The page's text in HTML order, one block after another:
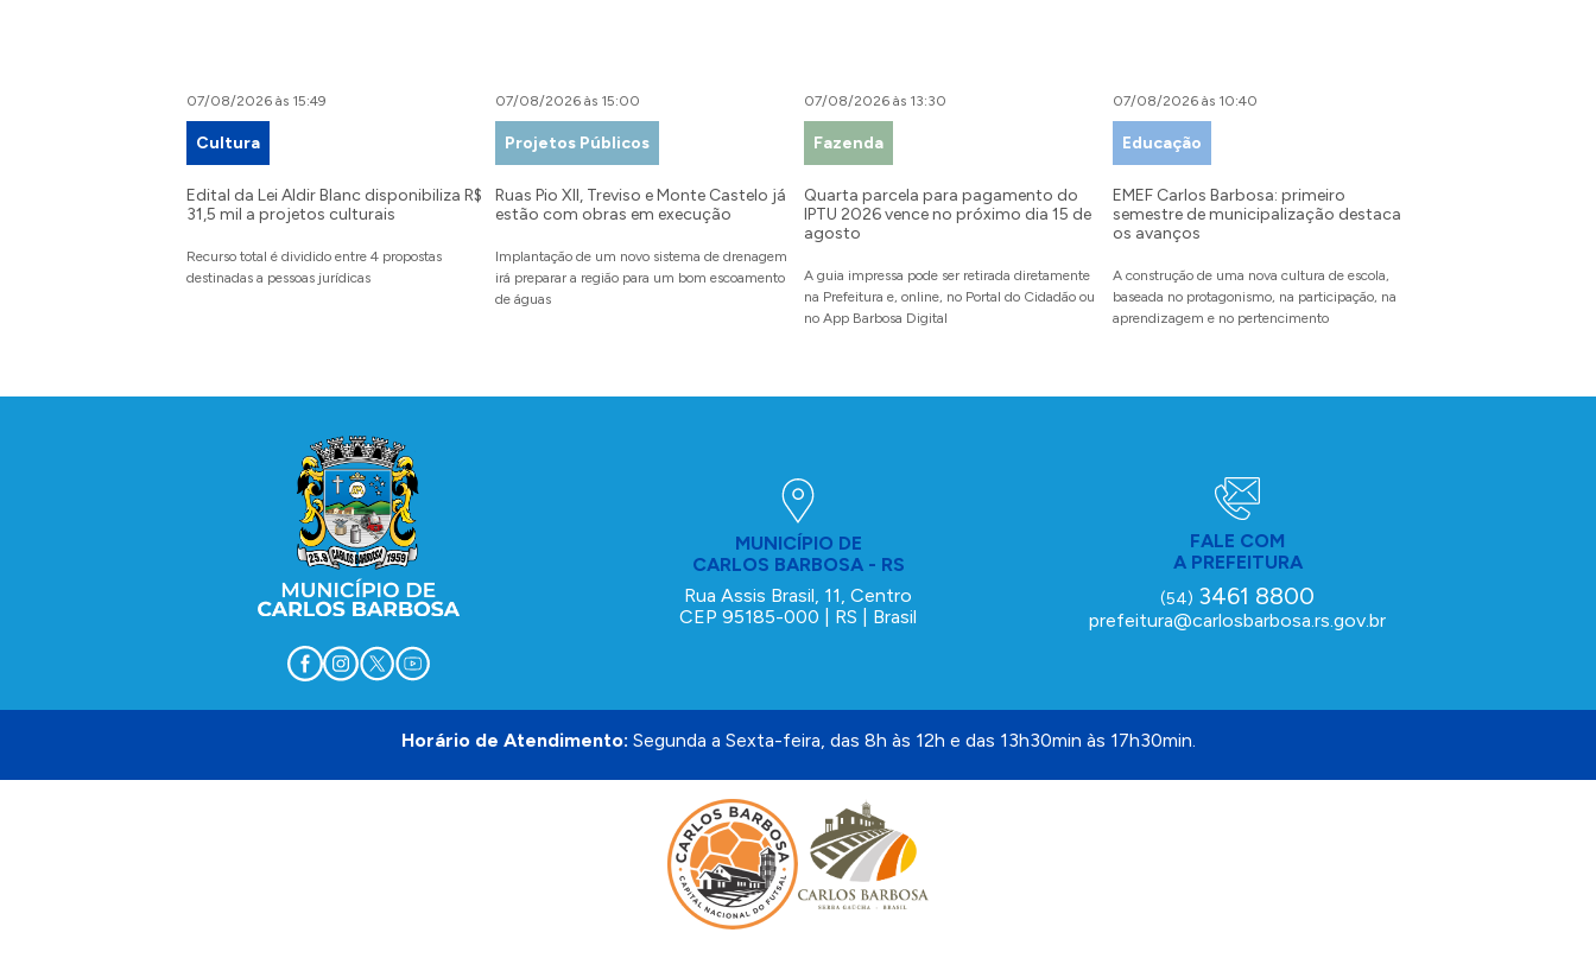
07/08/2026 às 15:49
Cultura
Edital da Lei Aldir Blanc disponibiliza R$
31,5 mil a projetos culturais
Recurso total é dividido entre 4 propostas
destinadas a pessoas jurídicas
07/08/2026 às 15:00
Projetos Públicos
Ruas Pio XII, Treviso e Monte Castelo já
estão com obras em execução
Implantação de um novo sistema de drenagem
irá preparar a região para um bom escoamento
de águas
07/08/2026 às 13:30
Fazenda
Quarta parcela para pagamento do
IPTU 2026 vence no próximo dia 15 de
agosto
A guia impressa pode ser retirada diretamente
na Prefeitura e, online, no Portal do Cidadão ou
no App Barbosa Digital
07/08/2026 às 10:40
Educação
EMEF Carlos Barbosa: primeiro
semestre de municipalização destaca
os avanços
A construção de uma nova cultura de escola,
baseada no protagonismo, na participação, na
aprendizagem e no pertencimento
MUNICÍPIO DE
CARLOS BARBOSA - RS
Rua Assis Brasil, 11, Centro
CEP 95185-000 | RS | Brasil
FALE COM
A PREFEITURA
(54) 3461 8800
prefeitura@carlosbarbosa.rs.gov.br
Horário de Atendimento: Segunda a Sexta-feira, das 8h às 12h e das 13h30min às 17h30min.